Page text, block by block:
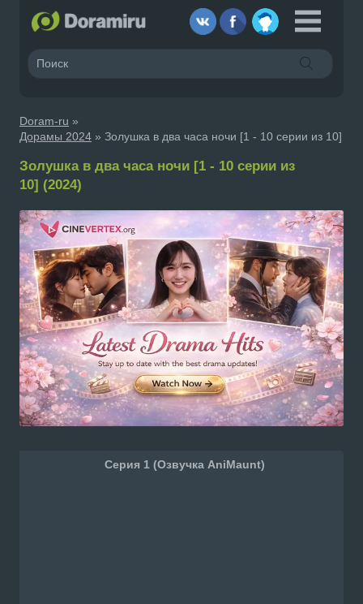
Doram-ru »
Дорамы 2024 » Золушка в два часа ночи [1 - 10 серии из 10]
Золушка в два часа ночи [1 - 10 серии из
10] (2024)
Серия 1 (Озвучка AniMaunt)